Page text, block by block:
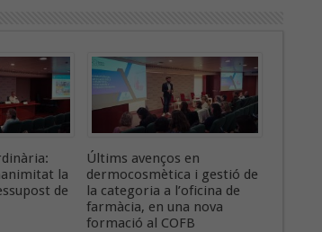
la
de
Últims avenços en
dermocosmètica i gestió de
la categoria a l’oficina de
farmàcia, en una nova
formació al COFB